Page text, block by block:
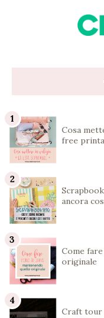
Cosa
free
ancora
Come
originale
Craft tour